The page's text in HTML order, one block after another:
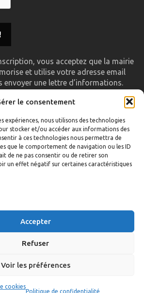
le consentement
expériences, nous utilisons des technologies
stocker et/ou accéder aux informations des
à ces technologies nous permettra de
que le comportement de navigation ou les ID
de ne pas consentir ou de retirer son
un effet négatif sur certaines caractéristiques
Accepter
Refuser
Voir les préférences
cookies
Politique de confidentialité
vous acceptez que la mairie
et utilise votre adresse email
envoyer une lettre d’informations.